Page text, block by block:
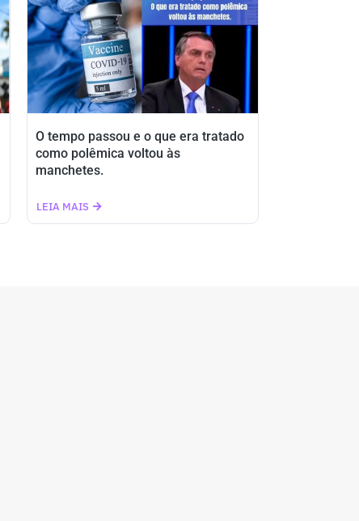
O tempo passou e o que era tratado
como polêmica voltou às
manchetes.
LEIA MAIS